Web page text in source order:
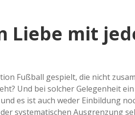
a
i
n
e
Liebe mit
Fußball gespielt, die nicht
Und bei solcher Gelegenheit
es ist auch weder Einbildung
systematischen Ausgrenzung